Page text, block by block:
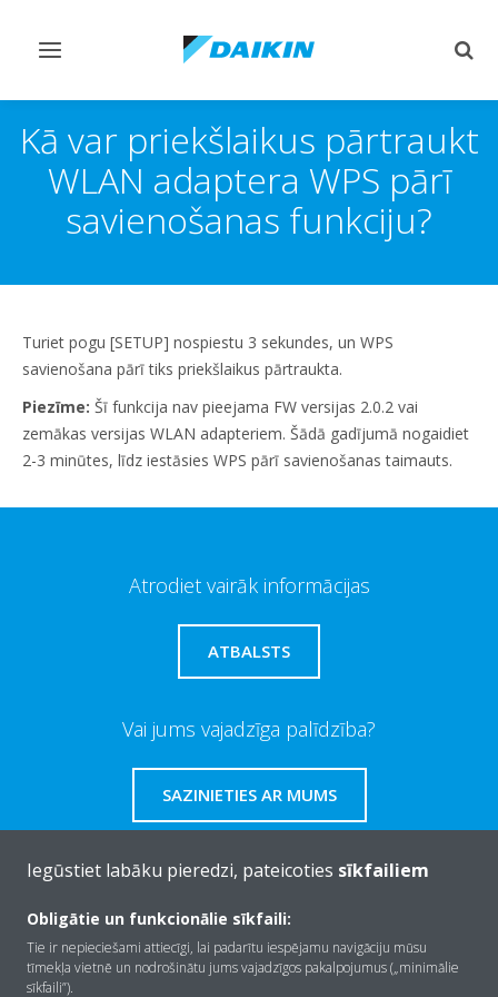
Pārslēgt
Kā var priekšlaikus pārtraukt
WLAN adaptera WPS pārī
savienošanas funkciju?
Turiet pogu [SETUP] nospiestu 3 sekundes, un WPS
savienošana pārī tiks priekšlaikus pārtraukta.
Piezīme: Šī funkcija nav pieejama FW versijas 2.0.2 vai
zemākas versijas WLAN adapteriem. Šādā gadījumā nogaidiet
2-3 minūtes, līdz iestāsies WPS pārī savienošanas taimauts.
Atrodiet vairāk informācijas
ATBALSTS
Vai jums vajadzīga palīdzība?
SAZINIETIES AR MUMS
Par Daikin
Iegūstiet labāku pieredzi, pateicoties sīkfailiem
Obligātie un funkcionālie sīkfaili:
Tie ir nepieciešami attiecīgi, lai padarītu iespējamu navigāciju mūsu
tīmekļa vietnē un nodrošinātu jums vajadzīgos pakalpojumus („minimālie
sīkfaili”).